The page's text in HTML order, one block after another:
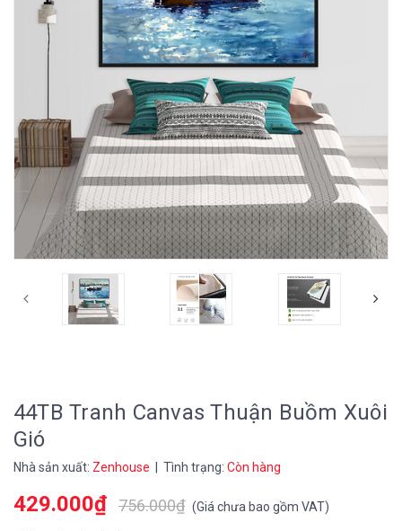
44TB Tranh Canvas Thuận Buồm Xuôi
Gió
Nhà sản xuất: Zenhouse | Tình trạng: Còn hàng
429.000₫ 756.000₫ (Giá chưa bao gồm VAT)